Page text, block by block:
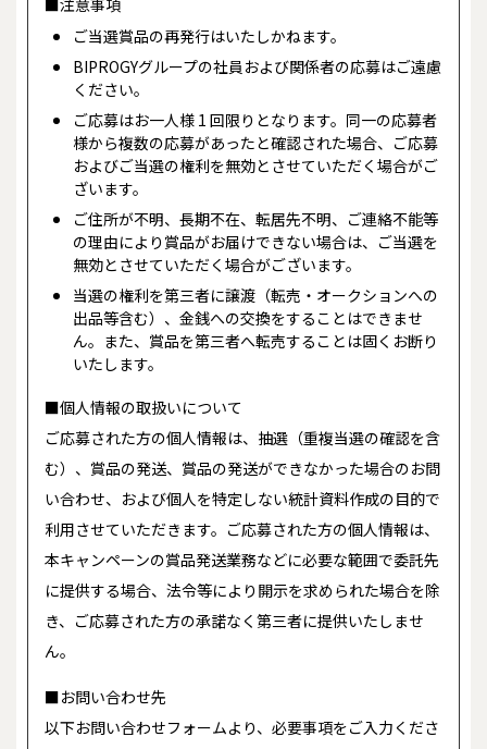
ご当選賞品の再発行はいたしかねます。
BIPROGYグループの社員および関係者の応募はご遠慮
ください。
ご応募はお一人様 1 回限りとなります。同一の応募者
様から複数の応募があったと確認された場合、ご応募
およびご当選の権利を無効とさせていただく場合がご
ざいます。
ご住所が不明、長期不在、転居先不明、ご連絡不能等
の理由により賞品がお届けできない場合は、ご当選を
無効とさせていただく場合がございます。
当選の権利を第三者に譲渡（転売・オークションへの
出品等含む）、金銭への交換をすることはできませ
ん。また、賞品を第三者へ転売することは固くお断り
いたします。
■個人情報の取扱いについて
ご応募された方の個人情報は、抽選（重複当選の確認を含
む）、賞品の発送、賞品の発送ができなかった場合のお問
い合わせ、および個人を特定しない統計資料作成の目的で
利用させていただきます。ご応募された方の個人情報は、
本キャンペーンの賞品発送業務などに必要な範囲で委託先
に提供する場合、法令等により開示を求められた場合を除
き、ご応募された方の承諾なく第三者に提供いたしませ
ん。
■お問い合わせ先
以下お問い合わせフォームより、必要事項をご入力くださ